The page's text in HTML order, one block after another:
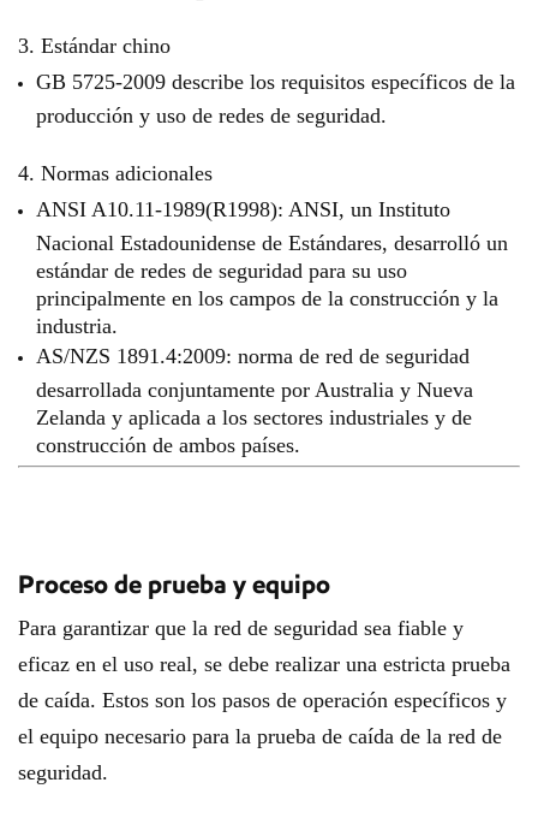
3. Estándar chino
GB 5725-2009 describe los requisitos específicos de la
producción y uso de redes de seguridad.
4. Normas adicionales
ANSI A10.11-1989(R1998): ANSI, un Instituto
Nacional Estadounidense de Estándares, desarrolló un
estándar de redes de seguridad para su uso
principalmente en los campos de la construcción y la
industria.
AS/NZS 1891.4:2009: norma de red de seguridad
desarrollada conjuntamente por Australia y Nueva
Zelanda y aplicada a los sectores industriales y de
construcción de ambos países.
Proceso de prueba y equipo
Para garantizar que la red de seguridad sea fiable y
eficaz en el uso real, se debe realizar una estricta prueba
de caída. Estos son los pasos de operación específicos y
el equipo necesario para la prueba de caída de la red de
seguridad.